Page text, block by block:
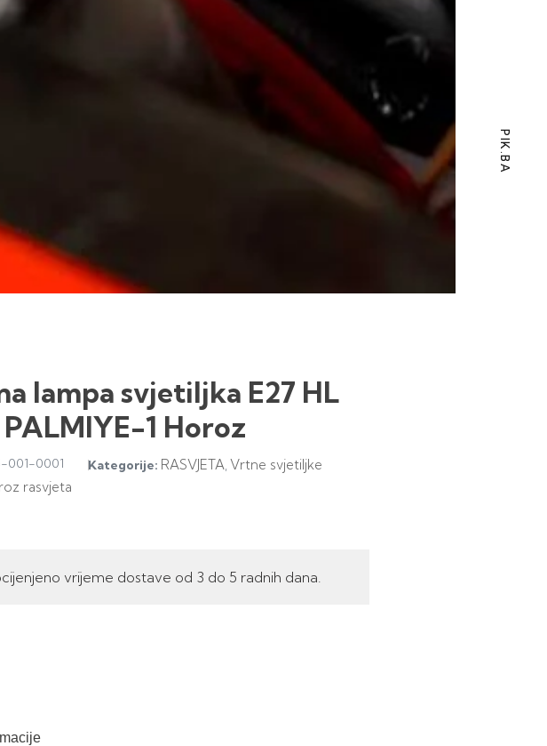
lampa svjetiljka E27 HL
1 Horoz
001-0001 Kategorije: RASVJETA, Vrtne svjetiljke
rasvjeta
vrijeme dostave od 3 do 5 radnih dana.
PIK.BA